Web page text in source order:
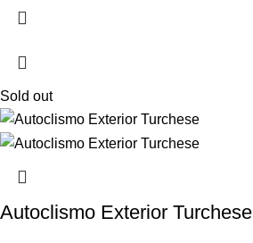
Sold out
Autoclismo Exterior Turchese